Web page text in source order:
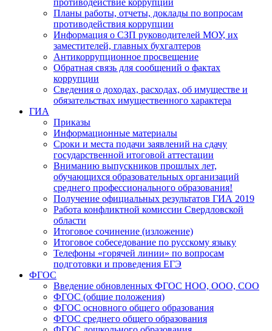
противодействие коррупции
Планы работы, отчеты, доклады по вопросам
противодействия коррупции
Информация о СЗП руководителей МОУ, их
заместителей, главных бухгалтеров
Антикоррупционное просвещение
Обратная связь для сообщений о фактах
коррупции
Сведения о доходах, расходах, об имуществе и
обязательствах имущественного характера
ГИА
Приказы
Информационные материалы
Сроки и места подачи заявлений на сдачу
государственной итоговой аттестации
Вниманию выпускников прошлых лет,
обучающихся образовательных организаций
среднего профессионального образования!
Получение официальных результатов ГИА 2019
Работа конфликтной комиссии Свердловской
области
Итоговое сочинение (изложение)
Итоговое собеседование по русскому языку
Телефоны «горячей линии» по вопросам
подготовки и проведения ЕГЭ
ФГОС
Введение обновленных ФГОС НОО, ООО, СОО
ФГОС (общие положения)
ФГОС основного общего образования
ФГОС среднего общего образования